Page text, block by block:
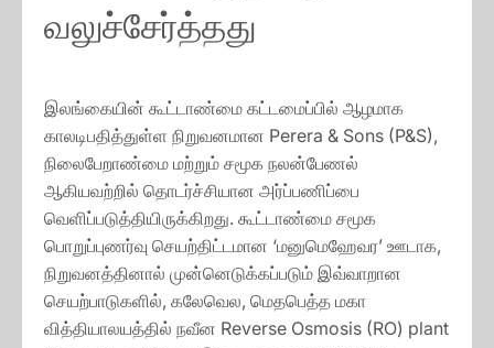
வலுச்சேர்த்தது
இலங்கையின் கூட்டாண்மை கட்டமைப்பில் ஆழமாக
காலடிபதித்துள்ள நிறுவனமான Perera & Sons (P&S),
நிலைபேறாண்மை மற்றும் சமூக நலன்பேணல்
ஆகியவற்றில் தொடர்ச்சியான அர்ப்பணிப்பை
வெளிப்படுத்தியிருக்கிறது. கூட்டாண்மை சமூக
பொறுப்புணர்வு செயற்திட்டமான ‘மனுமெஹேவர’ ஊடாக,
நிறுவனத்தினால் முன்னெடுக்கப்படும் இவ்வாறான
செயற்பாடுகளில், கலேவெல, மெதபெத்த மகா
வித்தியாலயத்தில் நவீன Reverse Osmosis (RO) plant